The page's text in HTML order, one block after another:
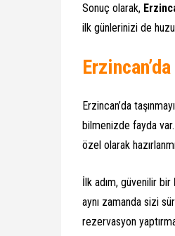
Sonuç olarak,
ilk günlerinizi de
Erzincan’da
bilmenizde fayda
özel olarak
İlk adım, güvenilir bir
aynı zamanda sizi
rezervasyon